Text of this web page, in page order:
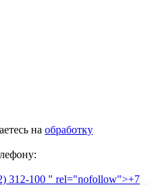
на обработку
312-100 " rel="nofollow">+7